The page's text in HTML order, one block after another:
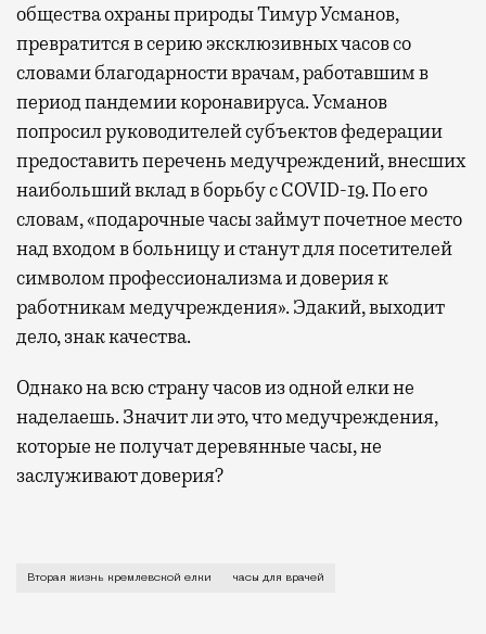
общества охраны природы Тимур Усманов,
превратится в серию эксклюзивных часов со
словами благодарности врачам, работавшим в
период пандемии коронавируса. Усманов
попросил руководителей субъектов федерации
предоставить перечень медучреждений, внесших
наибольший вклад в борьбу с COVID-19. По его
словам, «подарочные часы займут почетное место
над входом в больницу и станут для посетителей
символом профессионализма и доверия к
работникам медучреждения». Эдакий, выходит
дело, знак качества.
Однако на всю страну часов из одной елки не
наделаешь. Значит ли это, что медучреждения,
которые не получат деревянные часы, не
заслуживают доверия?
До 2015 года главная новогодняя елка страны,
Вторая жизнь кремлевской елки часы для врачей